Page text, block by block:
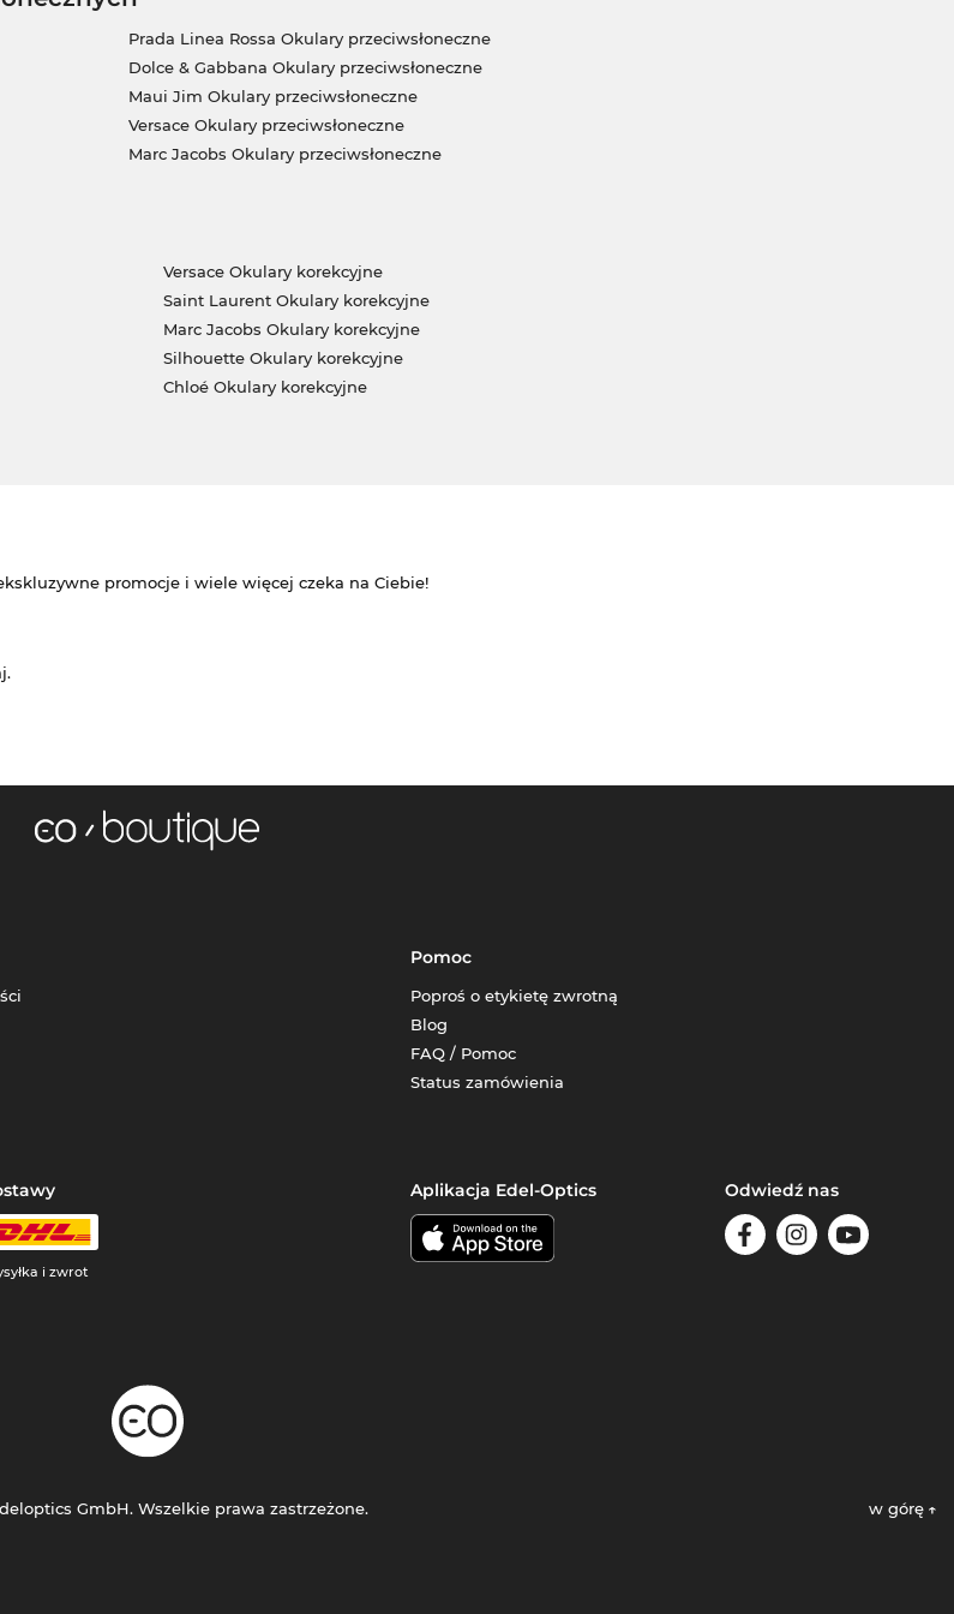
Prada Linea Rossa Okulary przeciwsłoneczne
Dolce & Gabbana Okulary przeciwsłoneczne
Maui Jim Okulary przeciwsłoneczne
Versace Okulary przeciwsłoneczne
Marc Jacobs Okulary przeciwsłoneczne
Versace Okulary korekcyjne
Saint Laurent Okulary korekcyjne
Marc Jacobs Okulary korekcyjne
Silhouette Okulary korekcyjne
Chloé Okulary korekcyjne
promocje i wiele więcej czeka na Ciebie!
.
Pomoc
Poproś o etykietę zwrotną
Blog
FAQ / Pomoc
Status zamówienia
i zwrot
Aplikacja Edel-Optics Odwiedź nas
GmbH. Wszelkie prawa zastrzeżone. w górę